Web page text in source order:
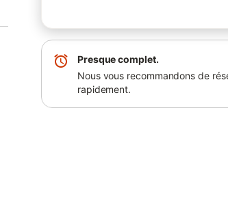
Presque complet.
Nous vous recommandons de
rapidement.